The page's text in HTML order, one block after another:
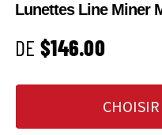
Lunettes Line Miner
PRIX HABITUEL
DE $146.00